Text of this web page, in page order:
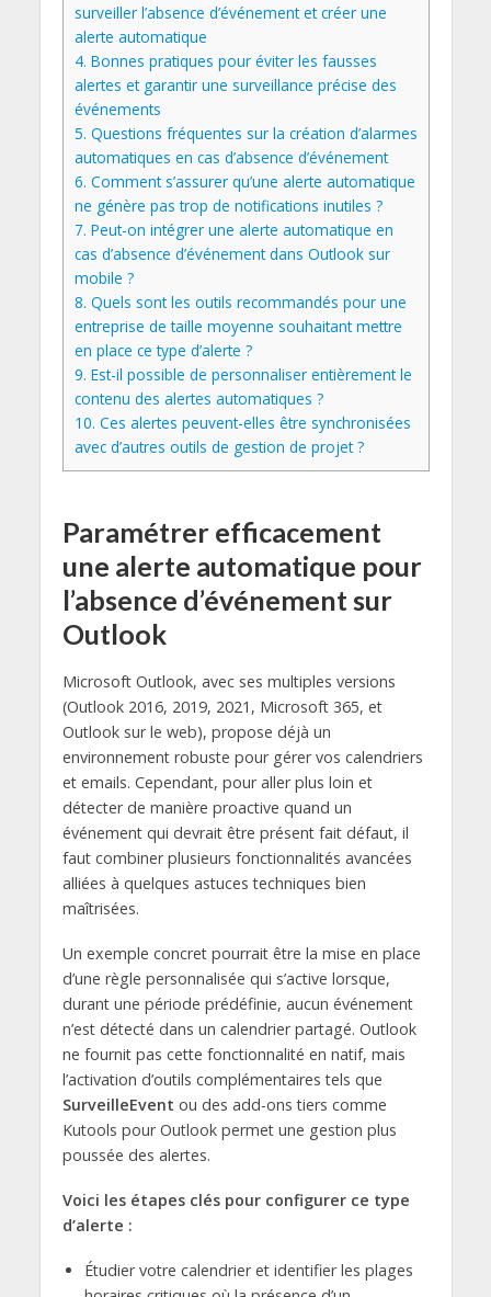
surveiller l’absence d’événement et créer une
alerte automatique
4. Bonnes pratiques pour éviter les fausses
alertes et garantir une surveillance précise des
événements
5. Questions fréquentes sur la création d’alarmes
automatiques en cas d’absence d’événement
6. Comment s’assurer qu’une alerte automatique
ne génère pas trop de notifications inutiles ?
7. Peut-on intégrer une alerte automatique en
cas d’absence d’événement dans Outlook sur
mobile ?
8. Quels sont les outils recommandés pour une
entreprise de taille moyenne souhaitant mettre
en place ce type d’alerte ?
9. Est-il possible de personnaliser entièrement le
contenu des alertes automatiques ?
10. Ces alertes peuvent-elles être synchronisées
avec d’autres outils de gestion de projet ?
Paramétrer efficacement
une alerte automatique pour
l’absence d’événement sur
Outlook
Microsoft Outlook, avec ses multiples versions
(Outlook 2016, 2019, 2021, Microsoft 365, et
Outlook sur le web), propose déjà un
environnement robuste pour gérer vos calendriers
et emails. Cependant, pour aller plus loin et
détecter de manière proactive quand un
événement qui devrait être présent fait défaut, il
faut combiner plusieurs fonctionnalités avancées
alliées à quelques astuces techniques bien
maîtrisées.
Un exemple concret pourrait être la mise en place
d’une règle personnalisée qui s’active lorsque,
durant une période prédéfinie, aucun événement
n’est détecté dans un calendrier partagé. Outlook
ne fournit pas cette fonctionnalité en natif, mais
l’activation d’outils complémentaires tels que
SurveilleEvent ou des add-ons tiers comme
Kutools pour Outlook permet une gestion plus
poussée des alertes.
Voici les étapes clés pour configurer ce type
d’alerte :
Étudier votre calendrier et identifier les plages